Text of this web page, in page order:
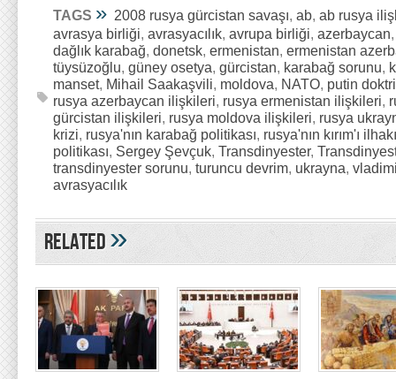
TAGS » 2008 rusya gürcistan savaşı, ab, ab rusya
avrasya birliği, avrasyacılık, avrupa birliği, azerbaycan
dağlık karabağ, donetsk, ermenistan, ermenistan
tüysüzoğlu, güney osetya, gürcistan, karabağ sorunu,
manset, Mihail Saakaşvili, moldova, NATO, putin
rusya azerbaycan ilişkileri, rusya ermenistan ilişkileri,
gürcistan ilişkileri, rusya moldova ilişkileri, rusya
krizi, rusya'nın karabağ politikası, rusya'nın kırım'ı ilhakı
politikası, Sergey Şevçuk, Transdinyester,
transdinyester sorunu, turuncu devrim, ukrayna,
avrasyacılık
Related»